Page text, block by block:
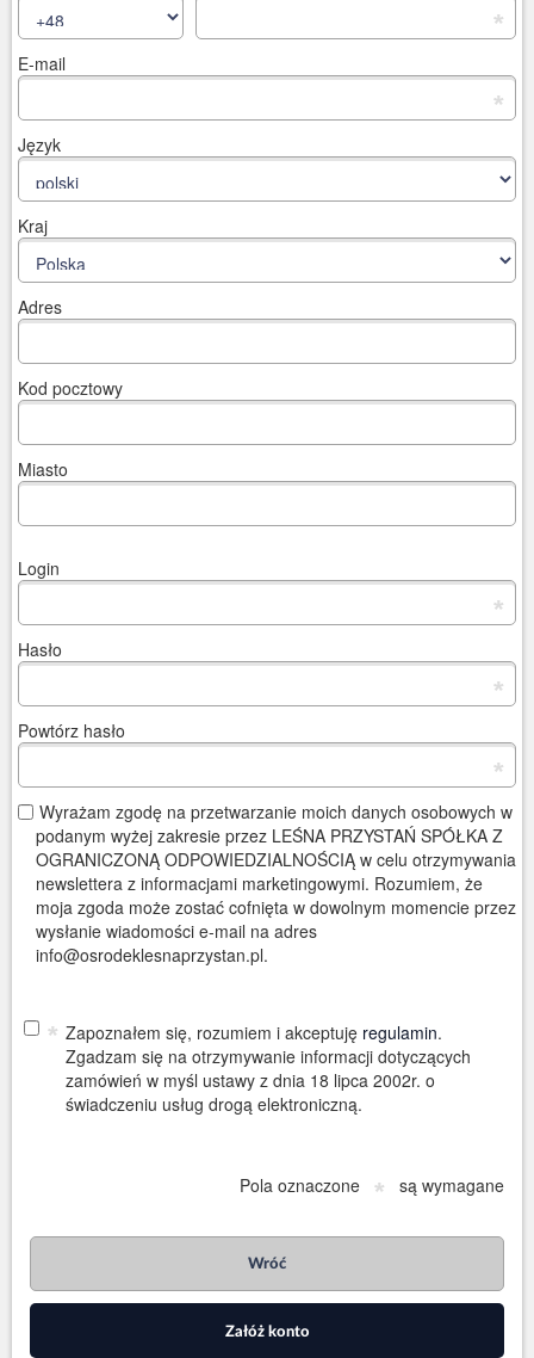
*
E-mail
*
Język
Kraj
Adres
Kod pocztowy
Miasto
Login
*
Hasło
*
Powtórz hasło
*
Wyrażam zgodę na przetwarzanie moich danych osobowych w
podanym wyżej zakresie przez LEŚNA PRZYSTAŃ SPÓŁKA Z
OGRANICZONĄ ODPOWIEDZIALNOŚCIĄ w celu otrzymywania
newslettera z informacjami marketingowymi. Rozumiem, że
moja zgoda może zostać cofnięta w dowolnym momencie przez
wysłanie wiadomości e-mail na adres
info@osrodeklesnaprzystan.pl.
* Zapoznałem się, rozumiem i akceptuję regulamin.
Zgadzam się na otrzymywanie informacji dotyczących
zamówień w myśl ustawy z dnia 18 lipca 2002r. o
świadczeniu usług drogą elektroniczną.
Pola oznaczone * są wymagane
Wróć
Załóż konto